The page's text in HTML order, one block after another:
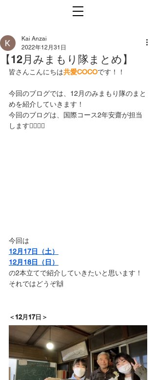
【12月みまもり隊まとめ】
Kai Anzai
2022年12月31日
皆さんこんにちは共愛COCOです！！
今回のブログでは、12月のみまもり隊のまと
めを紹介していきます！
今回のブログは、国際コース2年安齋が担当
します🙇‍♂️🙇‍♂️
今回は
12月17日（土）
12月18日（日）
の2本立てで紹介していきたいと思います！
それではどうぞ🙌
＜12月17日＞